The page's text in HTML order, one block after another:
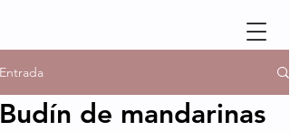
Entrada
Budín de mandarinas